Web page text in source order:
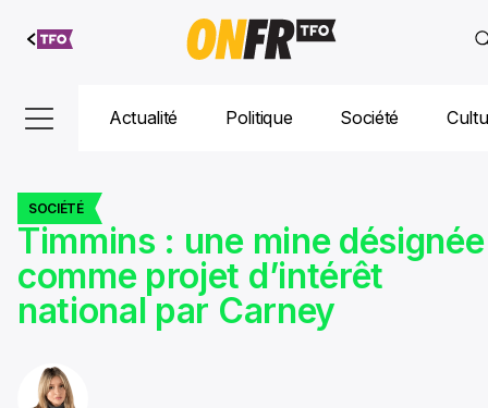
Aller au
contenu
Actualité Politique Société
SOCIÉTÉ
Timmins : une mine désignée
comme projet d’intérêt
national par Carney